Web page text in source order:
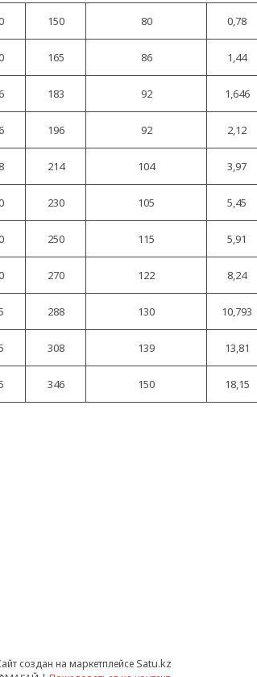
150 80 0,78
165 86 1,44
183 92 1,646
196 92 2,12
214 104 3,97
230 105 5,45
250 115 5,91
270 122 8,24
288 130 10,793
308 139 13,81
346 150 18,15
создан на маркетплейсеSatu.kz